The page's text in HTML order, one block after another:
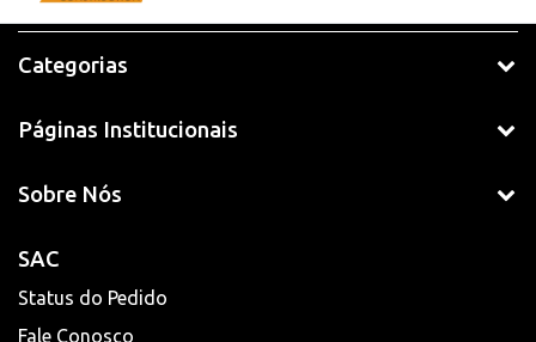
Categorias
Páginas Institucionais
Sobre Nós
SAC
Status do Pedido
Fale Conosco